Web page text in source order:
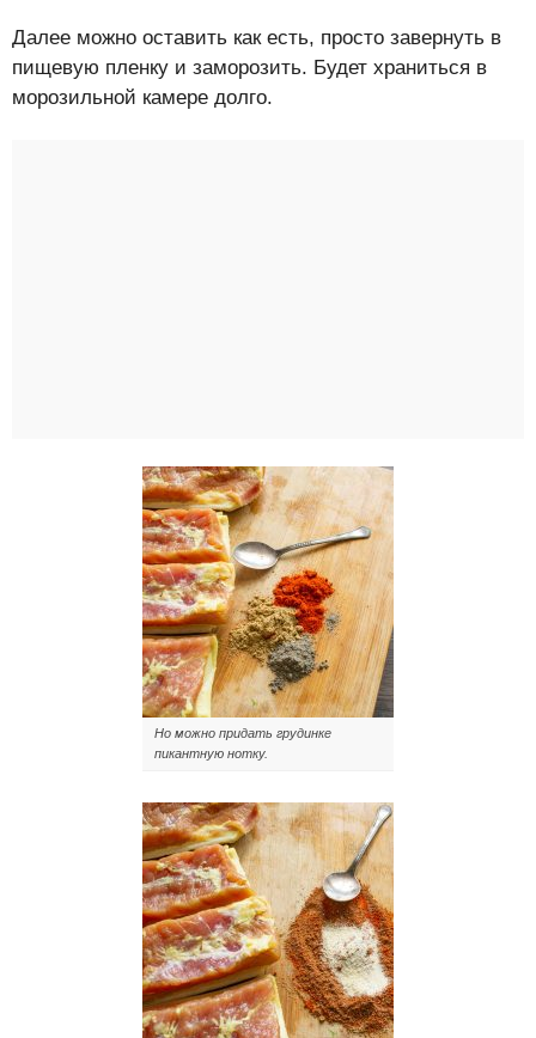
Далее можно оставить как есть, просто завернуть в
пищевую пленку и заморозить. Будет храниться в
морозильной камере долго.
Но можно придать грудинке
пикантную нотку.